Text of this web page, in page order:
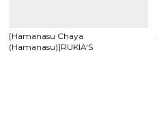
[Hamanasu Chaya
(Hamanasu)]RUKIA'S